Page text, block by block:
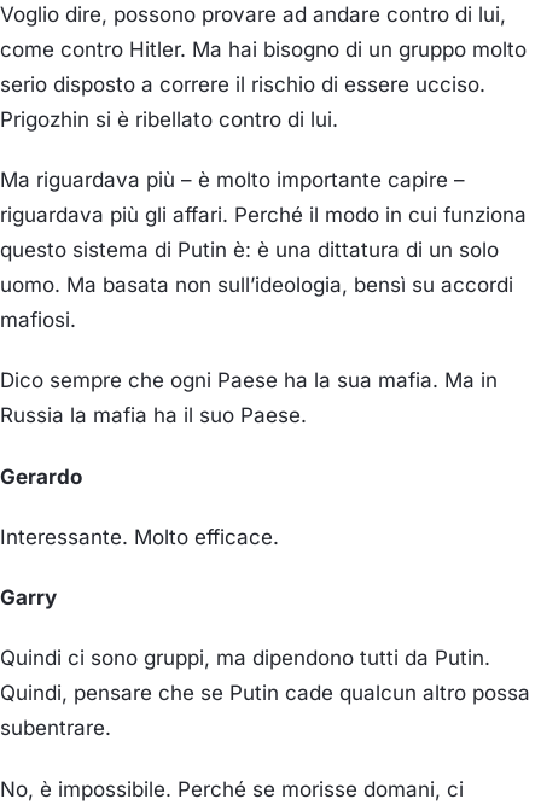
Voglio dire, possono provare ad andare contro di lui,
come contro Hitler. Ma hai bisogno di un gruppo molto
serio disposto a correre il rischio di essere ucciso.
Prigozhin si è ribellato contro di lui.
Ma riguardava più – è molto importante capire –
riguardava più gli affari. Perché il modo in cui funziona
questo sistema di Putin è: è una dittatura di un solo
uomo. Ma basata non sull’ideologia, bensì su accordi
mafiosi.
Dico sempre che ogni Paese ha la sua mafia. Ma in
Russia la mafia ha il suo Paese.
Gerardo
Interessante. Molto efficace.
Garry
Quindi ci sono gruppi, ma dipendono tutti da Putin.
Quindi, pensare che se Putin cade qualcun altro possa
subentrare.
No, è impossibile. Perché se morisse domani, ci